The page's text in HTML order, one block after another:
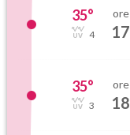
35°
4
ore
17
35°
3
ore
18